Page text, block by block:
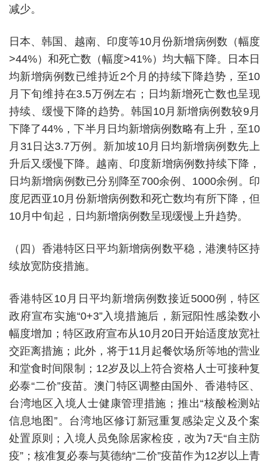
减少。
日本、韩国、越南、印度等10月份新增病例数（幅度
>44%）和死亡数（幅度>41%）均大幅下降。日本日
均新增病例数已维持近2个月的持续下降趋势，至10
月下旬维持在3.5万例左右；日均新增死亡数也呈现
持续、缓慢下降的趋势。韩国10月新增病例数较9月
下降了44%，下半月日均新增病例数略有上升，至10
月31日达3.7万例。新加坡10月日均新增病例数先上
升后又缓慢下降。越南、印度新增病例数持续下降，
日均新增病例数已分别降至700余例、1000余例。印
度尼西亚10月份新增病例数和死亡数均有所下降，但
10月中旬起，日均新增病例数呈现缓慢上升趋势。
（四）香港特区日平均新增病例数平稳，港澳特区持
续放宽防疫措施。
香港特区10月日平均新增病例数接近5000例，特区
政府宣布实施“0+3”入境措施后，新冠阳性感染数小
幅度增加；特区政府宣布从10月20日开始适度放宽社
交距离措施；此外，将于11月起餐饮场所等地的营业
和堂食时间限制；12岁及以上符合资格人士可接种复
必泰“二价”疫苗。澳门特区调整由国外、香港特区、
台湾地区入境人士健康管理措施；推出“核酸检测站
信息地图”。台湾地区修订新冠重复感染定义及个案
处置原则；入境人员免除居家检疫，改为7天“自主防
疫”；核准复必泰与莫德纳“二价”疫苗作为12岁以上青